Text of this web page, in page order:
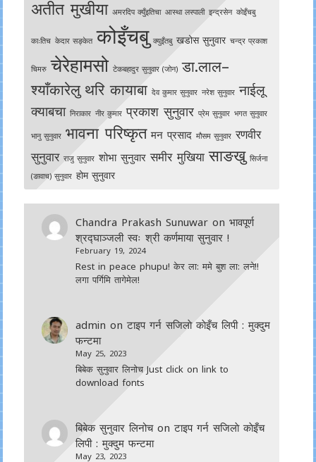
अतीत मुखीया अमरदिप क्युँइतिचा आस्था लस्पाली इन्द्रसेन काेइँचबु
काःतिच केदार सङ्केत कोइँचबु क्युइँतबु खडोस सुनुवार चन्द्र प्रकाश
चिमरु चेरेहामसो टेकबहादुर सुनुवार (जोन) डा.लाल–
श्याँकारेलु थरि कायाबा देव कुमार सुनुवार नरेश सुनुवार नाईलू
क्याबचा निराकार नीर कुमार प्रकाश सुनुवार प्रेम सुनुवार भगत सुनुवार
भानु सुनुवार भावना परिष्कृत मन प्रसाद मौसम सुनुवार रणवीर
सुनुवार राजु सुनुवार शोभा सुनुवार समीर मुखिया साङखु सिर्जना
(ङावाच) सुनुवार होम सुनुवार
Chandra Prakash Sunuwar onभावपूर्ण
श्रद्घाञ्जली स्वः श्री कर्णमाया सुनुवार !
February 19, 2024
Rest in peace phupu! केर ला: ममे बुश ला: लने!!
लगा पर्गिमि तागेमेल!
admin onटाइप गर्न सजिलाे काेइँच लिपी : मुक्दुम
फन्टमा
May 25, 2023
बिबेक सुनुवार लिनोच Just click on link to
download fonts
बिबेक सुनुवार लिनोचonटाइप गर्न सजिलाे काेइँच
लिपी : मुक्दुम फन्टमा
May 23, 2023